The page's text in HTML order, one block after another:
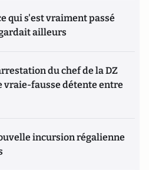
qui s'est vraiment passé
ailleurs
du chef de la DZ
vraie-fausse détente entre
incursion régalienne